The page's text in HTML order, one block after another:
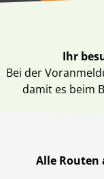
Ihr
Bei der
damit es beim
Alle Routen